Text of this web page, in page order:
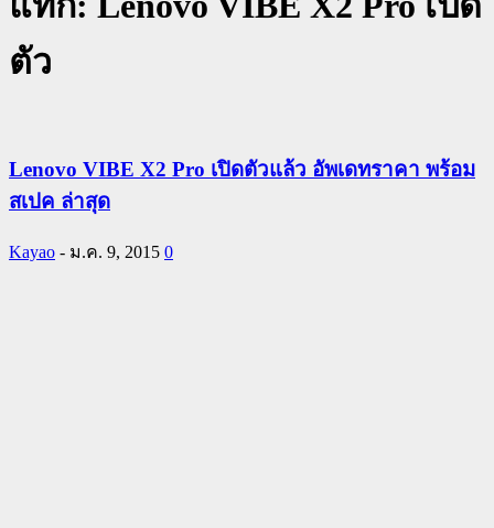
ตัว
Lenovo VIBE X2 Pro เปิดตัวแล้ว อัพเดทราคา พร้อม
สเปค ล่าสุด
Kayao - ม.ค. 9, 2015 0